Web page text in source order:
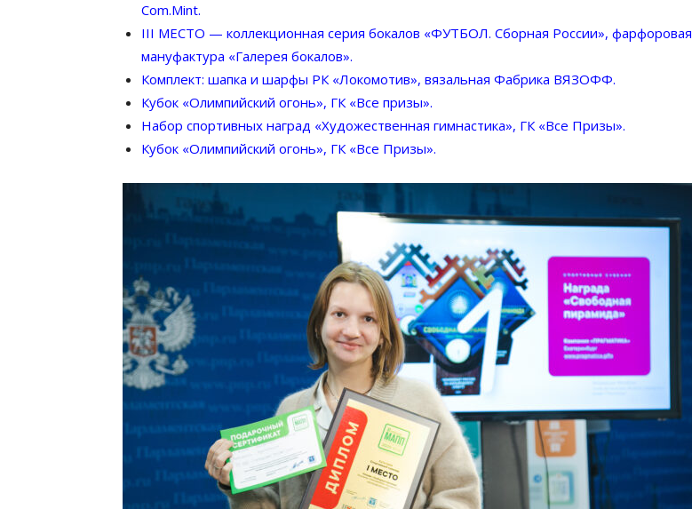
Com.Mint.
III МЕСТО — коллекционная серия бокалов «ФУТБОЛ. Сборная России», фарфоровая
мануфактура «Галерея бокалов».
Комплект: шапка и шарфы РК «Локомотив», вязальная Фабрика ВЯЗОФФ.
Кубок «Олимпийский огонь», ГК «Все призы».
Набор спортивных наград «Художественная гимнастика», ГК «Все Призы».
Кубок «Олимпийский огонь», ГК «Все Призы».